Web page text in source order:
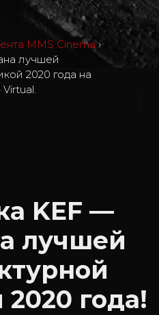
MMS Cinema ›
лучшей
2020 года на
KEF —
лучшей
2020 года!